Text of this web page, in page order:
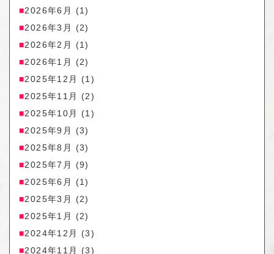
2026年6月
(1)
2026年3月
(2)
2026年2月
(1)
2026年1月
(2)
2025年12月
(1)
2025年11月
(2)
2025年10月
(1)
2025年9月
(3)
2025年8月
(3)
2025年7月
(9)
2025年6月
(1)
2025年3月
(2)
2025年1月
(2)
2024年12月
(3)
2024年11月
(3)